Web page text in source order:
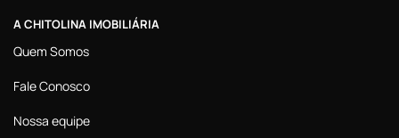
A CHITOLINA IMOBILIÁRIA
Quem Somos
Fale Conosco
Nossa equipe